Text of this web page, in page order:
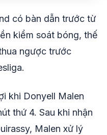
có bàn dẫn trước từ
kiểm soát bóng, thế
ngược trước
khi Donyell Malen
thứ 4. Sau khi nhận
Malen xử lý